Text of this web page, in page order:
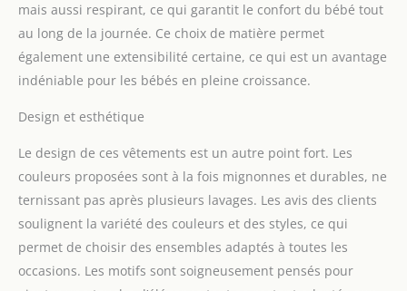
mais aussi respirant, ce qui garantit le confort du bébé tout
au long de la journée. Ce choix de matière permet
également une extensibilité certaine, ce qui est un avantage
indéniable pour les bébés en pleine croissance.
Design et esthétique
Le design de ces vêtements est un autre point fort. Les
couleurs proposées sont à la fois mignonnes et durables, ne
ternissant pas après plusieurs lavages. Les avis des clients
soulignent la variété des couleurs et des styles, ce qui
permet de choisir des ensembles adaptés à toutes les
occasions. Les motifs sont soigneusement pensés pour